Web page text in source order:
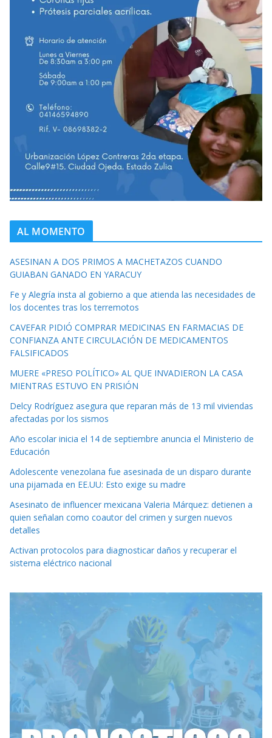
AL MOMENTO
ASESINAN A DOS PRIMOS A MACHETAZOS CUANDO
GUIABAN GANADO EN YARACUY
Fe y Alegría insta al gobierno a que atienda las necesidades de
los docentes tras los terremotos
CAVEFAR PIDIÓ COMPRAR MEDICINAS EN FARMACIAS DE
CONFIANZA ANTE CIRCULACIÓN DE MEDICAMENTOS
FALSIFICADOS
MUERE «PRESO POLÍTICO» AL QUE INVADIERON LA CASA
MIENTRAS ESTUVO EN PRISIÓN
Delcy Rodríguez asegura que reparan más de 13 mil viviendas
afectadas por los sismos
Año escolar inicia el 14 de septiembre anuncia el Ministerio de
Educación
Adolescente venezolana fue asesinada de un disparo durante
una pijamada en EE.UU: Esto exige su madre
Asesinato de influencer mexicana Valeria Márquez: detienen a
quien señalan como coautor del crimen y surgen nuevos
detalles
Activan protocolos para diagnosticar daños y recuperar el
sistema eléctrico nacional